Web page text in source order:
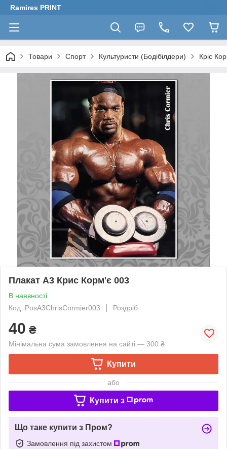
Ramires PRINT
Товари Спорт Культуристи (Бодібілдери) Кріс
Плакат А3 Крис Корм'є 003
В наявності
Код: PosA3ChrisCormier003
Роздріб
40 ₴
Мінімальна сума замовлення на сайті — 300 ₴
Купити
або
Купити з
Що таке купити з Пром?
Замовлення під захистом